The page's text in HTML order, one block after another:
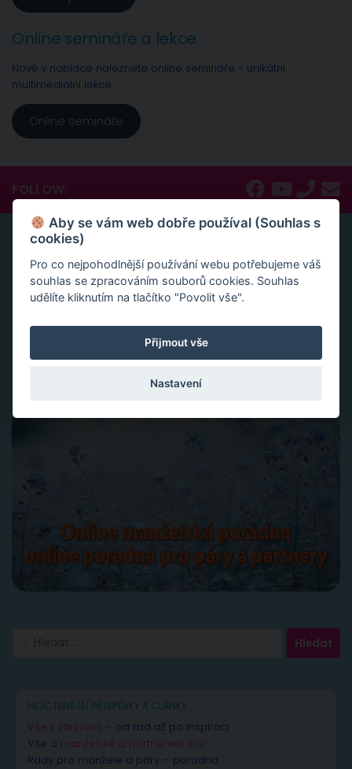
Online semináře a lekce
Nově v nabídce naleznete online semináře - unikátní
multimediální lekce.
Online semináře
FOLLOW:
ONLINE SEMINÁŘE A LEKCE
Nově v nabídce naleznete online semináře – unikátní
multimediální lekce, naprosto konkrétní návody a
inspirace.
Aktivace tvojí životní síly jako cesta sebelásky
Velká partnerská rekapitulace a restart vašeho vztahu
Slovy ke šťastnému vztahu
NEJČTENĚJŠÍ PŘÍSPĚVKY A ČLÁNKY
Vše k žárlivosti – od rad až po inspiraci
Vše o manželské a partnerské krizi
Rady pro manžele a páry – poradna
Aby se vám web dobře používal (Souhlas s
cookies)
Pro co nejpohodlnější používání webu potřebujeme váš
souhlas se zpracováním souborů cookies. Souhlas
udělíte kliknutím na tlačítko "Povolit vše".
Přijmout vše
Nastavení